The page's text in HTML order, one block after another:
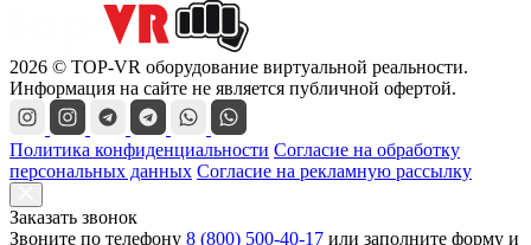
2026 © TOP-VR оборудование виртуальной реальности.
Информация на сайте не является публичной офертой.
Политика конфиденциальности Согласие на обработку
персональных данных Согласие на рекламную рассылку
Заказать звонок
Звоните по телефону 8 (800) 500-40-17 или заполните форму и